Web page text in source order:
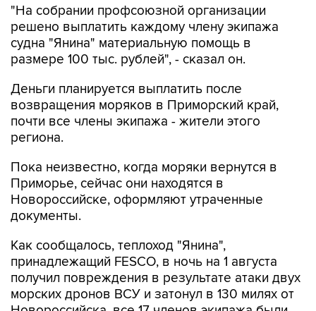
"На собрании профсоюзной организации
решено выплатить каждому члену экипажа
судна "Янина" материальную помощь в
размере 100 тыс. рублей", - сказал он.
Деньги планируется выплатить после
возвращения моряков в Приморский край,
почти все члены экипажа - жители этого
региона.
Пока неизвестно, когда моряки вернутся в
Приморье, сейчас они находятся в
Новороссийске, оформляют утраченные
документы.
Как сообщалось, теплоход "Янина",
принадлежащий FESCO, в ночь на 1 августа
получил повреждения в результате атаки двух
морских дронов ВСУ и затонул в 130 милях от